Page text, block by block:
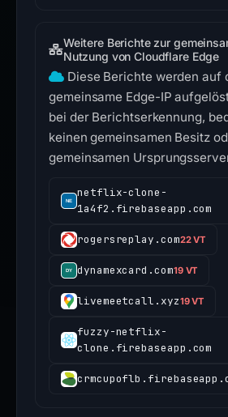
Weitere Berichte zur
Nutzung von Cloudflare Edge
Diese Berichte werden auf
gemeinsame Edge-IP
bei der Berichtserkennung,
keinen gemeinsamen Besitz
gemeinsamen
netflix-clone-
1a4f2.firebaseapp.com
rogersreplay.com22 VT
dynamexcard.com19 VT
livemeetcall.xyz19 VT
fuzzy-netflix-
clone.firebaseapp.com